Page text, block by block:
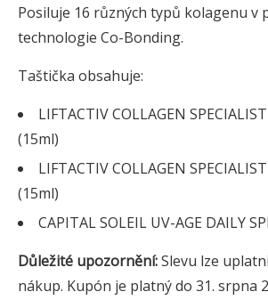
Posiluje 16 různých typů kolagenu v
technologie Co-Bonding.
Taštička obsahuje:
LIFTACTIV COLLAGEN
(15ml)
LIFTACTIV COLLAGEN
(15ml)
CAPITAL SOLEIL UV-AGE DAILY
Důležité upozornění:Slevu lze
nákup. Kupón je platný do 31. srpna